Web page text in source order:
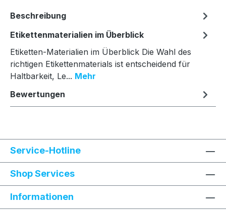
Beschreibung
Etikettenmaterialien im Überblick
Etiketten-Materialien im Überblick Die Wahl des
richtigen Etikettenmaterials ist entscheidend für
Haltbarkeit, Le... Mehr
Bewertungen
Service-Hotline
Shop Services
Informationen